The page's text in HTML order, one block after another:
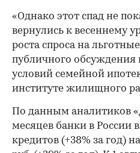
«Однако этот спад не
вернулись к весеннему
роста спроса на
публичного
условий семейной
институте жилищного
По данным аналитиков
месяцев банки в России
кредитов (+38% за год)